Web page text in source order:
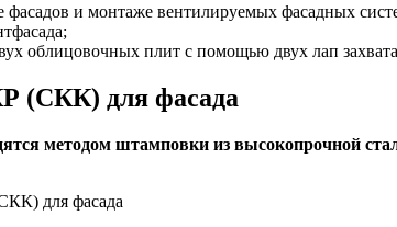
фасадов и монтаже вентилируемых фасадных
облицовочных плит с помощью двух лап
(СКК) для фасада
методом штамповки из высокопрочной